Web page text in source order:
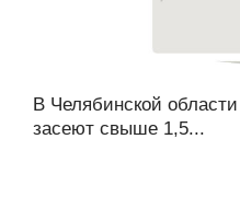
В Челябинской
засеют свыше 1,5...